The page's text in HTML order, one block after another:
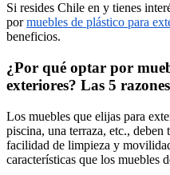
Si resides Chile en y tienes
pormuebles de plástico para
beneficios.
¿Por qué optar por
exteriores? Las 5
Los muebles que elijas para
piscina, una terraza, etc., deben
facilidad de limpieza y
características que los muebles